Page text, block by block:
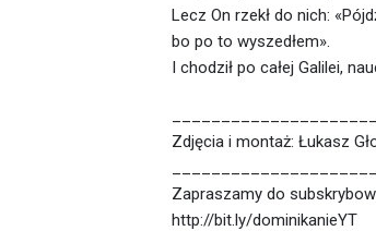
Lecz On rzekł do nich:
bo po to wyszedłem».
I chodził po całej Galilei,
Zdjęcia i montaż: Łukasz
Zapraszamy do
http://bit.ly/dominikanieYT